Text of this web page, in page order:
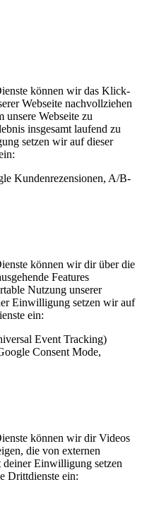
können wir das Klick-
Webseite nachvollziehen
unsere Webseite zu
insgesamt laufend zu
setzen wir auf dieser
Kundenrezensionen, A/B-
können wir dir über die
Features
Nutzung unserer
Einwilligung setzen wir auf
ein:
Event Tracking)
Consent Mode,
können wir dir Videos
die von externen
Einwilligung setzen
Drittdienste ein: